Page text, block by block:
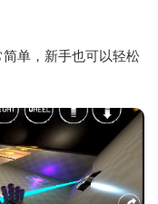
单，新手也可以轻松